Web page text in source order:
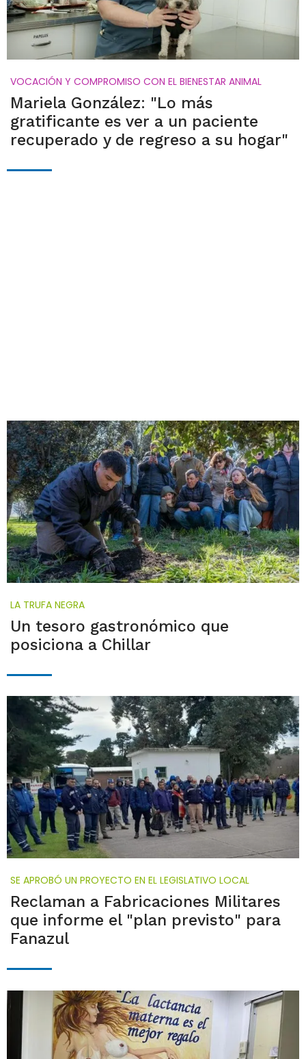
VOCACIÓN Y COMPROMISO CON EL BIENESTAR ANIMAL
Mariela González: "Lo más
gratificante es ver a un paciente
recuperado y de regreso a su hogar"
LA TRUFA NEGRA
Un tesoro gastronómico que
posiciona a Chillar
SE APROBÓ UN PROYECTO EN EL LEGISLATIVO LOCAL
Reclaman a Fabricaciones Militares
que informe el "plan previsto" para
Fanazul